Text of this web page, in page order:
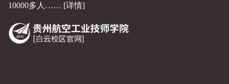
10000多人…… [详情]